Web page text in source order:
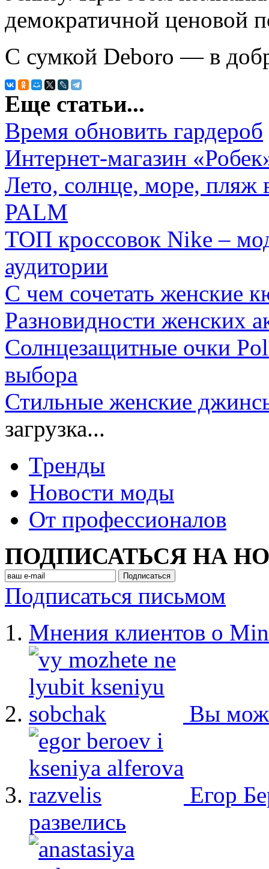
демократичной ценовой
С сумкой Deboro — в
Еще статьи...
Время обновить гардероб
Интернет-магазин
Лето, солнце, море, пляж
PALM
ТОП кроссовок Nike –
аудитории
С чем сочетать женские
Разновидности женских
Солнцезащитные очки
выбора
Стильные женские
загрузка...
Тренды
Новости моды
От профессионалов
ПОДПИСАТЬСЯ НА
Подписаться письмом
Мнения клиентов о
Вы
Егор
развелись